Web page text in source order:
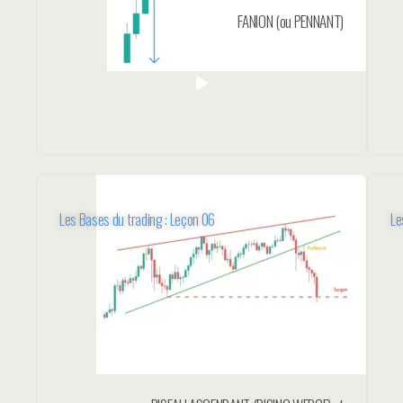
FANION (ou PENNANT)
Les Bases du trading : Leçon 06